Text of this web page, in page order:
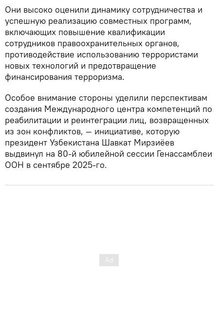
Они высоко оценили динамику сотрудничества и
успешную реализацию совместных программ,
включающих повышение квалификации
сотрудников правоохранительных органов,
противодействие использованию террористами
новых технологий и предотвращение
финансирования терроризма.
Особое внимание стороны уделили перспективам
создания Международного центра компетенций по
реабилитации и реинтеграции лиц, возвращенных
из зон конфликтов, — инициативе, которую
президент Узбекистана Шавкат Мирзиёев
выдвинул на 80-й юбилейной сессии Генассамблеи
ООН в сентябре 2025-го.